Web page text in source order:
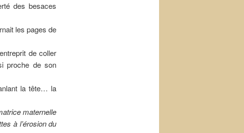
des besaces
les pages de
de coller
proche de son
la tête… la
maternelle
à l’érosion du